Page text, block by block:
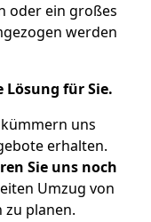
oder ein großes
werden
für Sie.
uns
erhalten.
Sie uns noch
Umzug von
zu planen.